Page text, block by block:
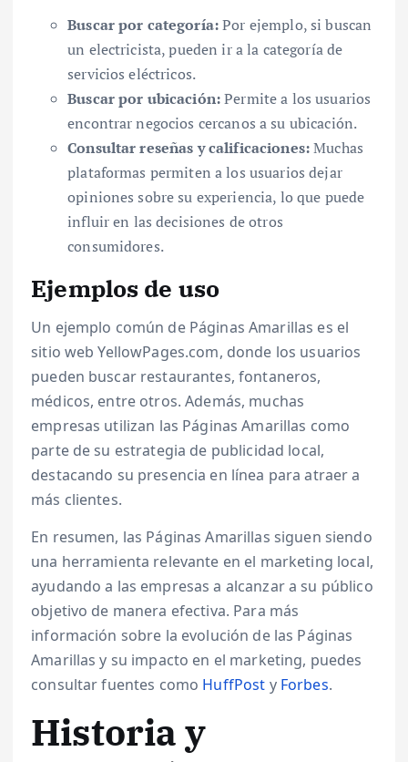
Buscar por categoría:Por ejemplo, si buscan
un electricista, pueden ir a la categoría de
servicios eléctricos.
Buscar por ubicación:Permite a los usuarios
encontrar negocios cercanos a su ubicación.
Consultar reseñas y calificaciones:Muchas
plataformas permiten a los usuarios dejar
opiniones sobre su experiencia, lo que puede
influir en las decisiones de otros
consumidores.
Ejemplos de uso
Un ejemplo común de Páginas Amarillas es el
sitio web YellowPages.com, donde los usuarios
pueden buscar restaurantes, fontaneros,
médicos, entre otros. Además, muchas
empresas utilizan las Páginas Amarillas como
parte de su estrategia de publicidad local,
destacando su presencia en línea para atraer a
más clientes.
En resumen, las Páginas Amarillas siguen siendo
una herramienta relevante en el marketing local,
ayudando a las empresas a alcanzar a su público
objetivo de manera efectiva. Para más
información sobre la evolución de las Páginas
Amarillas y su impacto en el marketing, puedes
consultar fuentes como HuffPost y Forbes.
Historia y